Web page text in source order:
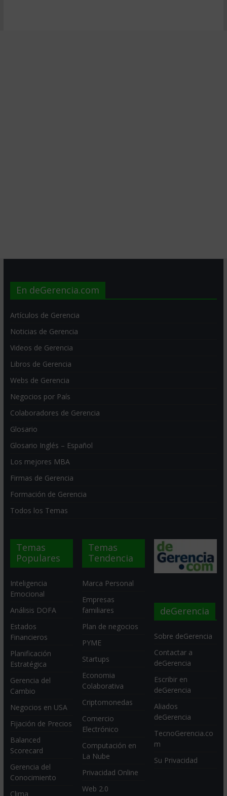
En deGerencia.com
Artículos de Gerencia
Noticias de Gerencia
Videos de Gerencia
Libros de Gerencia
Webs de Gerencia
Negocios por País
Colaboradores de Gerencia
Glosario
Glosario Inglés – Español
Los mejores MBA
Firmas de Gerencia
Formación de Gerencia
Todos los Temas
Temas
Populares
Inteligencia
Emocional
Análisis DOFA
Estados
Financieros
Planificación
Estratégica
Gerencia del
Cambio
Negocios en USA
Fijación de Precios
Balanced
Scorecard
Gerencia del
Conocimiento
Clima
Temas
Tendencia
Marca Personal
Empresas
familiares
Plan de negocios
PYME
Startups
Economia
Colaborativa
Criptomonedas
Comercio
Electrónico
Computación en
La Nube
Privacidad Online
Web 2.0
deGerencia
Sobre deGerencia
Contactar a
deGerencia
Escribir en
deGerencia
Aliados
deGerencia
TecnoGerencia.co
m
Su Privacidad